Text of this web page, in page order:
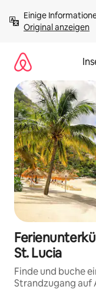
Inhalten
springenOriginal anzeigen
St. Lucia
Finde und buche
Strandzugang auf